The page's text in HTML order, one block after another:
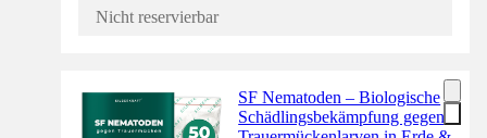
Nicht reservierbar
SF Nematoden – Biologische
Schädlingsbekämpfung gegen